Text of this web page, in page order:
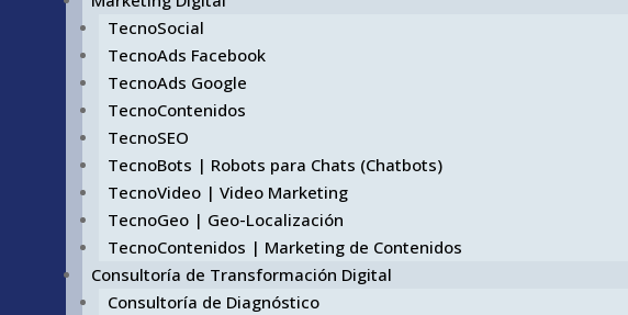
TecnoSocial
TecnoAds Facebook
TecnoAds Google
TecnoContenidos
TecnoSEO
TecnoBots | Robots para Chats (Chatbots)
TecnoVideo | Video Marketing
TecnoGeo | Geo-Localización
TecnoContenidos | Marketing de Contenidos
Consultoría de Transformación Digital
Consultoría de Diagnóstico